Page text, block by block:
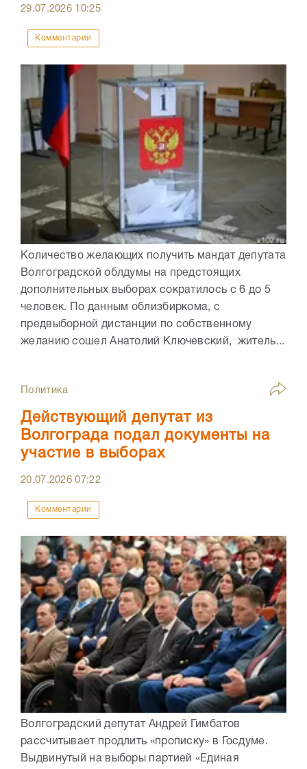
29.07.2026 10:25
Комментарии
Количество желающих получить мандат депутата
Волгоградской облдумы на предстоящих
дополнительных выборах сократилось с 6 до 5
человек. По данным облизбиркома, с
предвыборной дистанции по собственному
желанию сошел Анатолий Ключевский, житель...
Политика
Действующий депутат из
Волгограда подал документы на
участие в выборах
20.07.202607:22
Комментарии
Волгоградский депутат Андрей Гимбатов
рассчитывает продлить «прописку» в Госдуме.
Выдвинутый на выборы партией «Единая